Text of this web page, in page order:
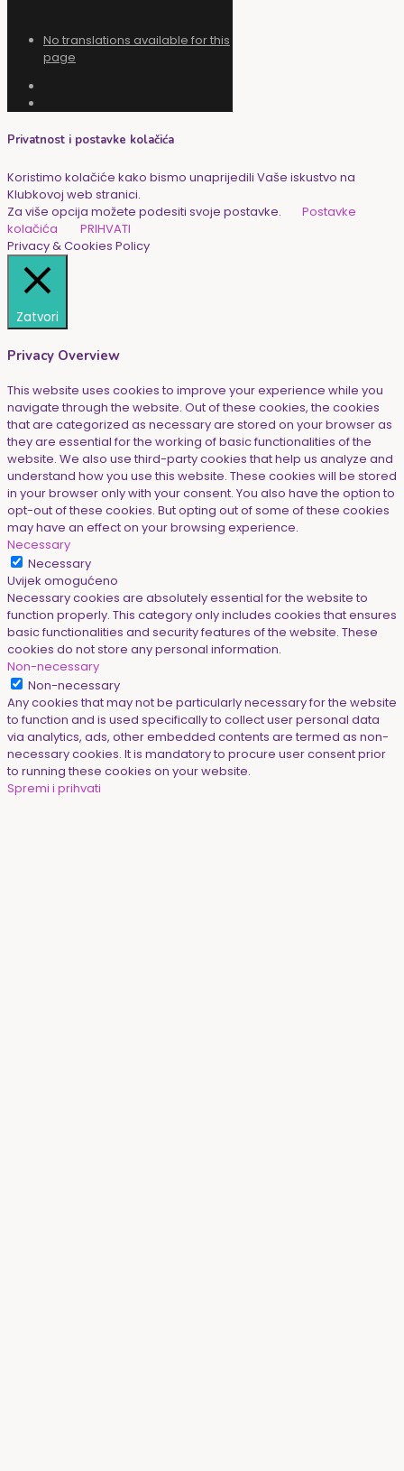
No translations available for this
page
Privatnost i postavke kolačića
Koristimo kolačiće kako bismo unaprijedili Vaše iskustvo na
Klubkovoj web stranici.
Za više opcija možete podesiti svoje postavke.
Postavke
kolačića
PRIHVATI
Privacy & Cookies Policy
Zatvori
Privacy Overview
This website uses cookies to improve your experience while you
navigate through the website. Out of these cookies, the cookies
that are categorized as necessary are stored on your browser as
they are essential for the working of basic functionalities of the
website. We also use third-party cookies that help us analyze and
understand how you use this website. These cookies will be stored
in your browser only with your consent. You also have the option to
opt-out of these cookies. But opting out of some of these cookies
may have an effect on your browsing experience.
Necessary
Necessary
Uvijek omogućeno
Necessary cookies are absolutely essential for the website to
function properly. This category only includes cookies that ensures
basic functionalities and security features of the website. These
cookies do not store any personal information.
Non-necessary
Non-necessary
Any cookies that may not be particularly necessary for the website
to function and is used specifically to collect user personal data
via analytics, ads, other embedded contents are termed as non-
necessary cookies. It is mandatory to procure user consent prior
to running these cookies on your website.
Spremi i prihvati